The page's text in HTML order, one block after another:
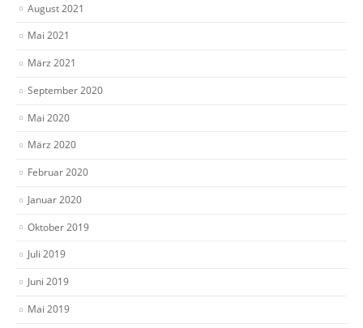
August 2021
Mai 2021
März 2021
September 2020
Mai 2020
März 2020
Februar 2020
Januar 2020
Oktober 2019
Juli 2019
Juni 2019
Mai 2019